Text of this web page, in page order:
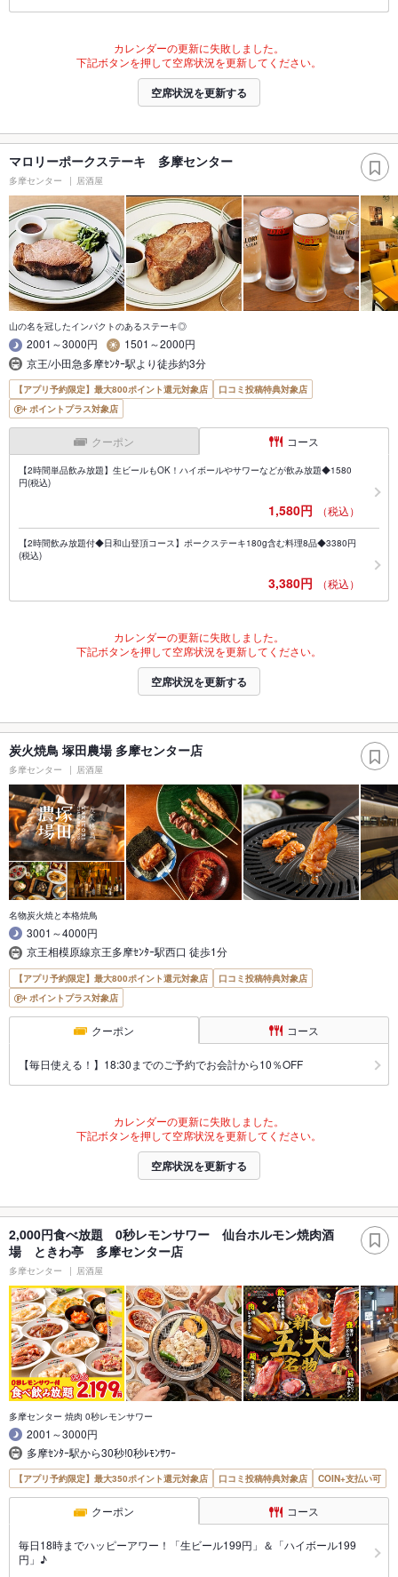
カレンダーの更新に失敗しました。
下記ボタンを押して空席状況を更新してください。
空席状況を更新する
マロリーポークステーキ 多摩センター
多摩センター 居酒屋
山の名を冠したインパクトのあるステーキ◎
2001～3000円
1501～2000円
京王/小田急多摩ｾﾝﾀｰ駅より徒歩約3分
【アプリ予約限定】最大800ポイント還元対象店
口コミ投稿特典対象店
ポイントプラス対象店
クーポン コース
【2時間単品飲み放題】生ビールもOK！ハイボールやサワーなどが飲み放題◆1580
円(税込)
1,580円 （税込）
【2時間飲み放題付◆日和山登頂コース】ポークステーキ180g含む料理8品◆3380円
(税込)
3,380円 （税込）
カレンダーの更新に失敗しました。
下記ボタンを押して空席状況を更新してください。
空席状況を更新する
炭火焼鳥 塚田農場 多摩センター店
多摩センター 居酒屋
名物炭火焼と本格焼鳥
3001～4000円
京王相模原線京王多摩ｾﾝﾀｰ駅西口 徒歩1分
【アプリ予約限定】最大800ポイント還元対象店
口コミ投稿特典対象店
ポイントプラス対象店
クーポン コース
【毎日使える！】18:30までのご予約でお会計から10％OFF
カレンダーの更新に失敗しました。
下記ボタンを押して空席状況を更新してください。
空席状況を更新する
2,000円食べ放題 0秒レモンサワー 仙台ホルモン焼肉酒
場 ときわ亭 多摩センター店
多摩センター 居酒屋
多摩センター 焼肉 0秒レモンサワー
2001～3000円
多摩ｾﾝﾀｰ駅から30秒!0秒ﾚﾓﾝｻﾜｰ
【アプリ予約限定】最大350ポイント還元対象店 口コミ投稿特典対象店 COIN+支払い可
クーポン コース
毎日18時までハッピーアワー！「生ビール199円」＆「ハイボール199
円」♪